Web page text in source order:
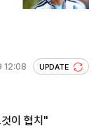
12:08 UPDATE
이 협치"